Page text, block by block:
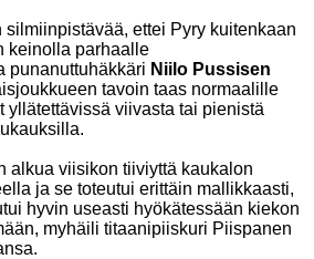
ettei Pyry kuitenkaan
keinolla parhaalle
punanuttuhäkkäri Niilo Pussisen
tavoin taas normaalille
yllätettävissä viivasta tai pienistä
alkua viisikon tiiviyttä kaukalon
ja se toteutui erittäin mallikkaasti,
hyvin useasti hyökätessään kiekon
myhäili titaanipiiskuri Piispanen